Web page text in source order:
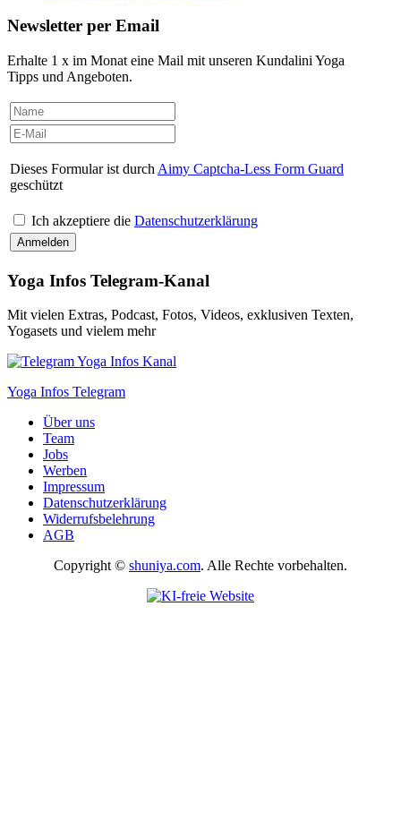
Newsletter per Email
Erhalte 1 x im Monat eine Mail mit unseren Kundalini Yoga
Tipps und Angeboten.
Dieses Formular ist durch Aimy Captcha-Less Form Guard
geschützt
Ich akzeptiere die Datenschutzerklärung
Yoga Infos Telegram-Kanal
Mit vielen Extras, Podcast, Fotos, Videos, exklusiven Texten,
Yogasets und vielem mehr
Yoga Infos Telegram
Über uns
Team
Jobs
Werben
Impressum
Datenschutzerklärung
Widerrufsbelehrung
AGB
Copyright © shuniya.com. Alle Rechte vorbehalten.